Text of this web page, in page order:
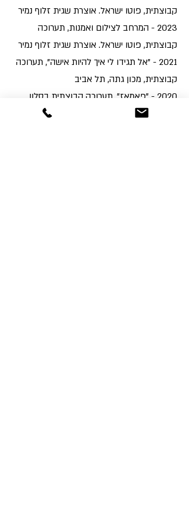
קבוצתית, פוטו ישראל. אוצרת שגית זלוף נמיר
2023 - המרחב לצילום ואמנות, תערוכה
קבוצתית, פוטו ישראל. אוצרת שגית זלוף נמיר
2021 - "אל תגידו לי איך להיות אישה", תערוכה
קבוצתית, מכון גתה, תל אביב
2020 - "פאמאז", תערוכה קבוצתית בסלון
לאמנות, תל אביב. אוצרת דר נירה טסלר